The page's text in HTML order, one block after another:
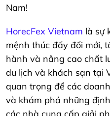
Nam!
HorecFex Vietnam là sự
mệnh thúc đẩy đổi mới,
hành và nâng cao chất
du lịch và khách sạn tại
quan trọng để các
và khám phá những
các nhà cung cấp giải